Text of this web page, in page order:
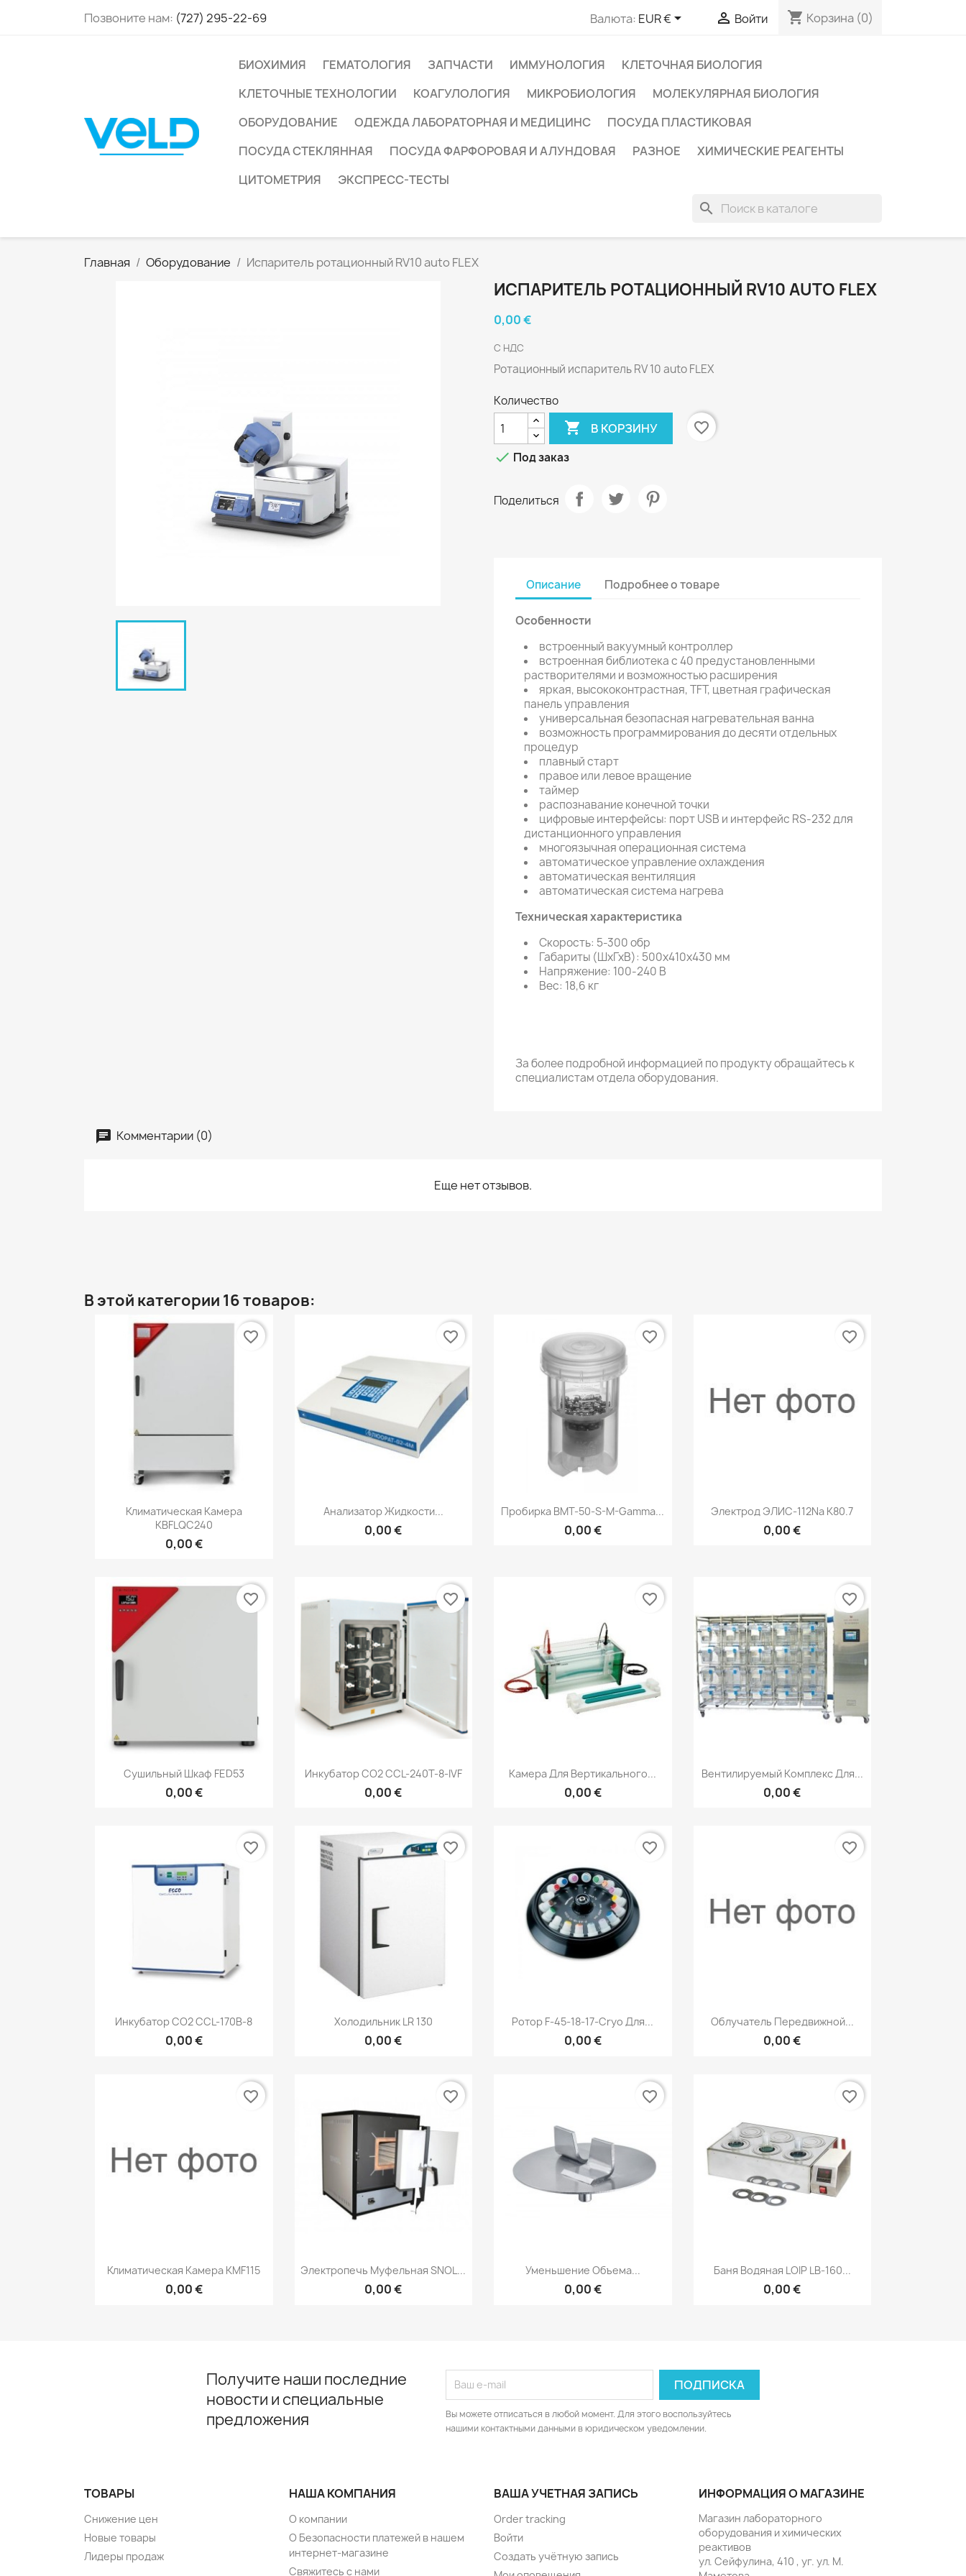
Позвоните нам: (727) 295-22-69 Валюта: EUR €  Войти shopping_cart Корзина (0)
БИОХИМИЯ ГЕМАТОЛОГИЯ ЗАПЧАСТИ ИММУНОЛОГИЯ
КЛЕТОЧНАЯ БИОЛОГИЯ
КЛЕТОЧНЫЕ ТЕХНОЛОГИИ
КОАГУЛОЛОГИЯ МИКРОБИОЛОГИЯ
МОЛЕКУЛЯРНАЯ БИОЛОГИЯ
ОБОРУДОВАНИЕ
ОДЕЖДА ЛАБОРАТОРНАЯ И МЕДИЦИНС
ПОСУДА ПЛАСТИКОВАЯ
ПОСУДА СТЕКЛЯННАЯ
ПОСУДА ФАРФОРОВАЯ И АЛУНДОВАЯ РАЗНОЕ
ХИМИЧЕСКИЕ РЕАГЕНТЫ
ЦИТОМЕТРИЯ
ЭКСПРЕСС-ТЕСТЫ
search
Главная Оборудование Испаритель ротационный RV10 auto FLEX
ИСПАРИТЕЛЬ РОТАЦИОННЫЙ RV10 AUTO FLEX
0,00 €
С НДС
Ротационный испаритель RV 10 auto FLEX
Количество
 В КОРЗИНУ
favorite_border
 Под заказ
Поделиться
Описание Подробнее о товаре
Особенности
встроенный вакуумный контроллер
встроенная библиотека с 40 предустановленными
растворителями и возможностью расширения
яркая, высококонтрастная, TFT, цветная графическая
панель управления
универсальная безопасная нагревательная ванна
возможность программирования до десяти отдельных
процедур
плавный старт
правое или левое вращение
таймер
распознавание конечной точки
цифровые интерфейсы: порт USB и интерфейс RS-232 для
дистанционного управления
многоязычная операционная система
автоматическое управление охлаждения
автоматическая вентиляция
автоматическая система нагрева
Техническая характеристика
Скорость: 5-300 обр
Габариты (ШхГхВ): 500х410х430 мм
Напряжение: 100-240 В
Вес: 18,6 кг
За более подробной информацией по продукту обращайтесь к
специалистам отдела оборудования.
Комментарии (0)
Еще нет отзывов.
В этой категории 16 товаров:
Быстрый просмотр
Климатическая Камера
KBFLQC240
0,00 €
favorite_border
Быстрый просмотр
Анализатор Жидкости...
0,00 €
favorite_border
Быстрый просмотр
Пробирка BMT-50-S-M-Gamma...
0,00 €
favorite_border
Быстрый просмотр
Электрод ЭЛИС-112Na K80.7
0,00 €
favorite_border
Быстрый просмотр
Сушильный Шкаф FED53
0,00 €
favorite_border
Быстрый просмотр
Инкубатор СО2 CCL-240T-8-IVF
0,00 €
favorite_border
Быстрый просмотр
Камера Для Вертикального...
0,00 €
favorite_border
Быстрый просмотр
Вентилируемый Комплекс Для...
0,00 €
favorite_border
Быстрый просмотр
Инкубатор СО2 CCL-170B-8
0,00 €
favorite_border
Быстрый просмотр
Холодильник LR 130
0,00 €
favorite_border
Быстрый просмотр
Ротор F-45-18-17-Cryo Для...
0,00 €
favorite_border
Быстрый просмотр
Облучатель Передвижной...
0,00 €
favorite_border
Быстрый просмотр
Климатическая Камера KMF115
0,00 €
favorite_border
Быстрый просмотр
Электропечь Муфельная SNOL...
0,00 €
favorite_border
Быстрый просмотр
Уменьшение Объема...
0,00 €
favorite_border
Быстрый просмотр
Баня Водяная LOIP LB-160...
0,00 €
favorite_border
Получите наши последние
новости и специальные
предложения
Вы можете отписаться в любой момент. Для этого воспользуйтесь
нашими контактными данными в юридическом уведомлении.
ТОВАРЫ
Снижение цен
Новые товары
Лидеры продаж
НАША КОМПАНИЯ
О компании
О Безопасности платежей в нашем
интернет-магазине
Свяжитесь с нами
ВАША УЧЕТНАЯ ЗАПИСЬ
Order tracking
Войти
Создать учётную запись
ИНФОРМАЦИЯ О МАГАЗИНЕ
Магазин лабораторного
оборудования и химических
реактивов
ул. Сейфулина, 410 , уг. ул. М.